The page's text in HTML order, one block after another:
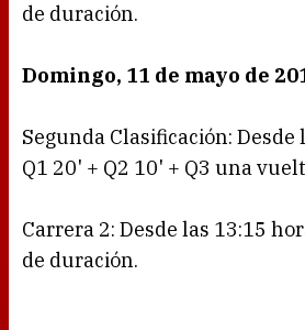
de duración.
Domingo, 11 de mayo de
Segunda Clasificación: Desde
Q1 20' + Q2 10' + Q3 una
Carrera 2: Desde las 13:15
de duración.